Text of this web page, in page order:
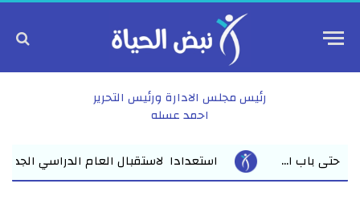
رئيس مجلس الادارة ورئيس التحرير
احمد عسله
العام الدراسي الجديد وكيل أول وزارة التعليم بالشرقية